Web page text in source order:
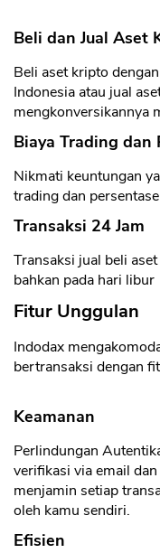
Beli dan Jual Aset
Beli aset kripto
Indonesia atau jual
mengkonversikannya
Biaya Trading dan
Nikmati keuntungan
trading dan
Transaksi 24 Jam
Transaksi jual beli
bahkan pada hari libur
Fitur Unggulan
Indodax
bertransaksi dengan
Keamanan
Perlindungan
verifikasi via email
menjamin setiap
oleh kamu sendiri.
Efisien